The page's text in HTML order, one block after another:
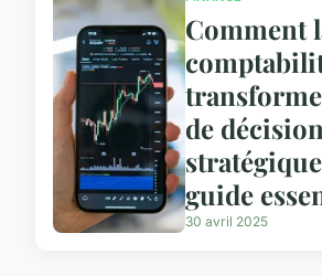
Comment
de
guide
30 avril 2025